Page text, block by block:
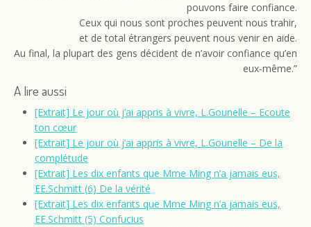
pouvons faire confiance.
Ceux qui nous sont proches peuvent nous trahir,
et de total étrangers peuvent nous venir en aide.
Au final, la plupart des gens décident de n’avoir confiance qu’en
eux-même.”
A lire aussi
[Extrait] Le jour où j’ai appris à vivre, L.Gounelle – Ecoute
ton cœur
[Extrait] Le jour où j’ai appris à vivre, L.Gounelle – De la
complétude
[Extrait] Les dix enfants que Mme Ming n’a jamais eus,
EE.Schmitt (6) De la vérité
[Extrait] Les dix enfants que Mme Ming n’a jamais eus,
EE.Schmitt (5) Confucius